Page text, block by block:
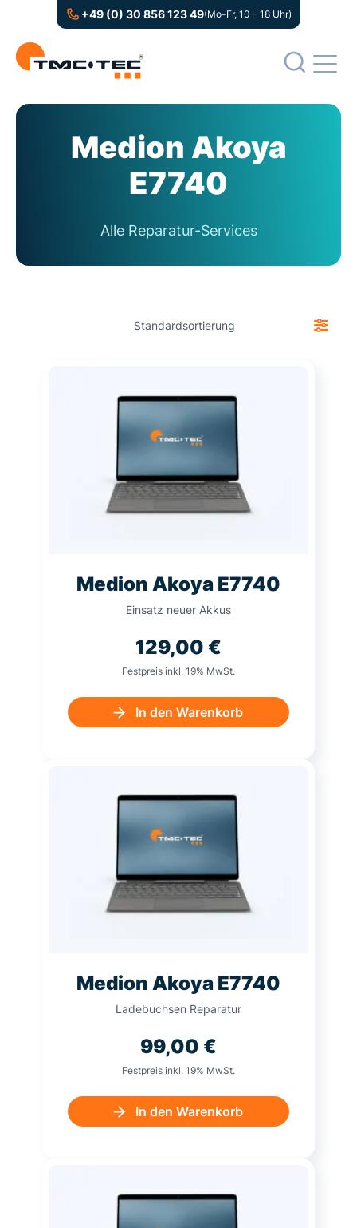
+49 (0) 30 856 123 49(Mo-Fr, 10 - 18 Uhr)
Medion Akoya
E7740
Alle Reparatur-Services
Medion Akoya E7740
Einsatz neuer Akkus
129,00 €
Festpreis inkl. 19% MwSt.
In den Warenkorb
Medion Akoya E7740
Ladebuchsen Reparatur
99,00 €
Festpreis inkl. 19% MwSt.
In den Warenkorb